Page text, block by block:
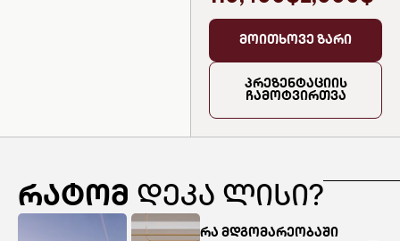
მოითხოვე ზარი
პრეზენტაციის
ჩამოტვირთვა
რატომ დეკა ლისი?
რა მდგომარეობაში